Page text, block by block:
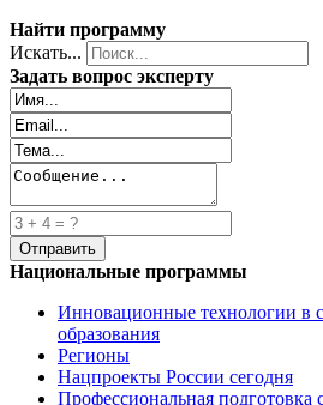
Найти программу
Искать...
Задать вопрос эксперту
Национальные программы
Инновационные технологии в
образования
Регионы
Нацпроекты России сегодня
Профессиональная подготовка